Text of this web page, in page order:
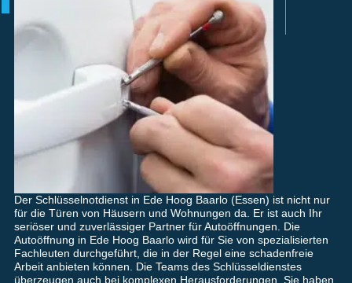
Der Schlüsselnotdienst in Ede Hoog Baarlo (Essen) ist nicht nur
für die Türen von Häusern und Wohnungen da. Er ist auch Ihr
seriöser und zuverlässiger Partner für Autoöffnungen. Die
Autoöffnung in Ede Hoog Baarlo wird für Sie von spezialisierten
Fachleuten durchgeführt, die in der Regel eine schadenfreie
Arbeit anbieten können. Die Teams des Schlüsseldienstes
überzeugen auch bei komplexen Herausforderungen. Sie haben